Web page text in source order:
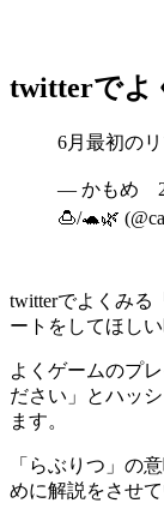
twitterでよ
6月最初の
— かもめ 2
🍮/🐢🌿
twitterでよくみる
ートをしてほし
よくゲームのプ
ださい」とハッ
ます。
「らぶりつ」の
めに解説をさせて